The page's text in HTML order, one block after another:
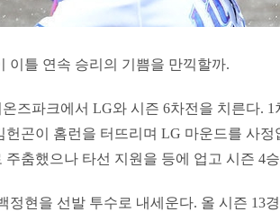
이틀 연속 승리의 기쁨을 만끽할까.
즈파크에서 LG와 시즌 6차전을 치른다. 1
헌곤이 홈런을 터뜨리며 LG 마운드를 사정
주춤했으나 타선 지원을 등에 업고 시즌 4
정현을 선발 투수로 내세운다. 올 시즌 13